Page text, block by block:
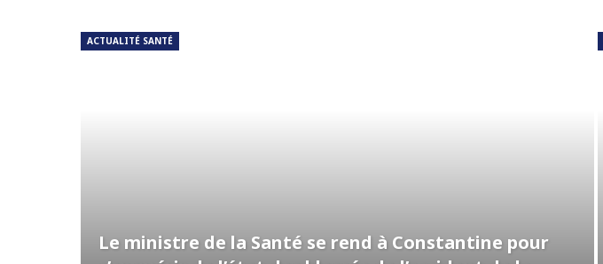
ACTUALITÉ SANTÉ
Le ministre de la Santé se rend à Constantine pour